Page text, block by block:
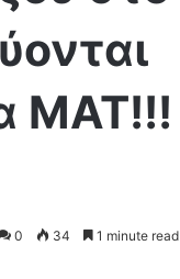
ΜΑΤ!!!
0 34 1 minute read